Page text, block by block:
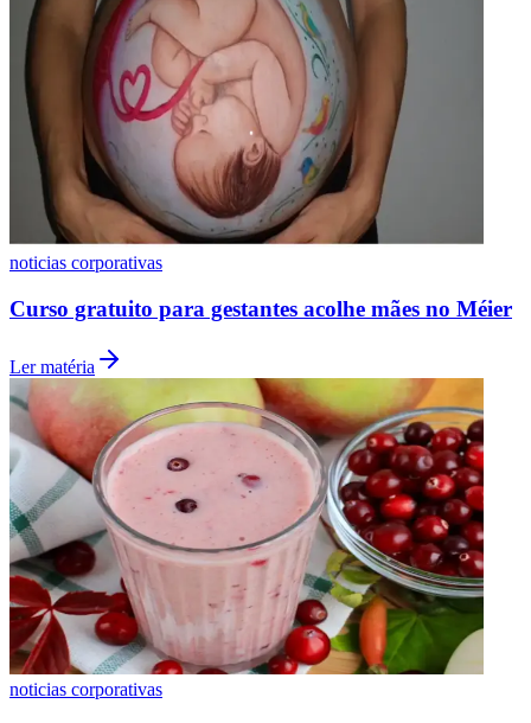
Botafogo
noticias corporativas
Curso gratuito para gestantes acolhe mães no Méier
Ler matéria
noticias corporativas